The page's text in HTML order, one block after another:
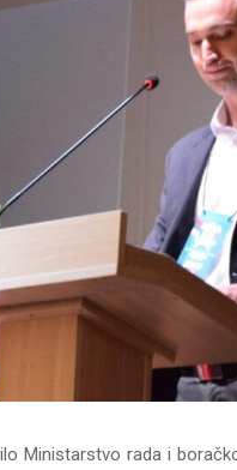
Ministarstvo rada i